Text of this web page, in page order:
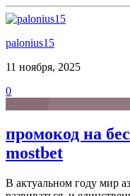
palonius15
11 ноября, 2025
0
промокод на
mostbet
В актуальном году мир